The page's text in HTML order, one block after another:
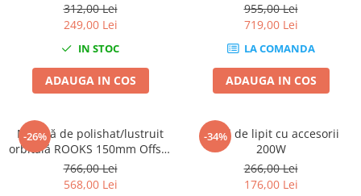
Peugeot
Rover
Saab
312,00 Lei
249,00 Lei
IN STOC
ADAUGA IN COS
955,00 Lei
719,00 Lei
LA COMANDA
ADAUGA IN COS
-26%
Masină de polishat/lustruit
orbitală ROOKS 150mm Offset
21mm 720W
766,00 Lei
568,00 Lei
-34%
Pistol de lipit cu accesorii
200W
266,00 Lei
176,00 Lei